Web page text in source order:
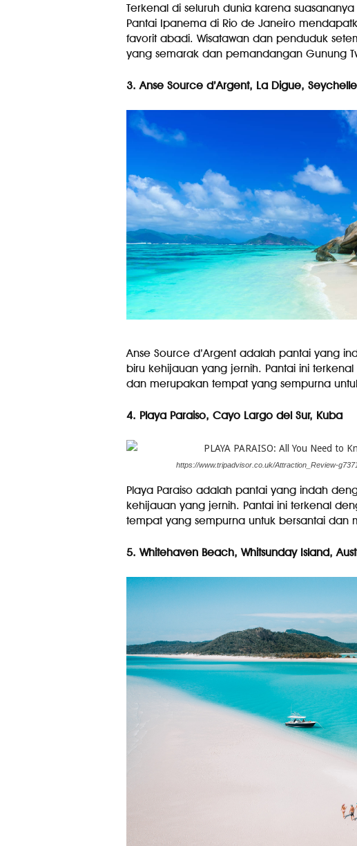
Terkenal di seluruh dunia karena
Pantai Ipanema di Rio de Janeiro
favorit abadi. Wisatawan dan penduduk
yang semarak dan pemandangan Gunung
3. Anse Source d’Argent, La Digue,
Anse Source d’Argent adalah pantai yang
biru kehijauan yang jernih. Pantai ini
dan merupakan tempat yang sempurna
4. Playa Paraiso, Cayo Largo del Sur, Kuba
https://www.tripadvisor.co.uk/Attraction_Review-
Playa Paraiso adalah pantai yang indah
kehijauan yang jernih. Pantai ini terkenal
tempat yang sempurna untuk bersantai dan
5. Whitehaven Beach, Whitsunday Island,